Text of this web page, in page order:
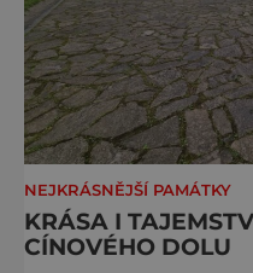
NEJKRÁSNĚJŠÍ PAMÁTKY
KRÁSA I
CÍNOVÉHO DOLU